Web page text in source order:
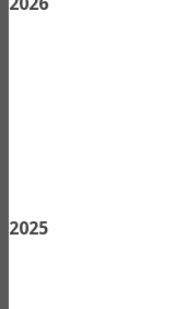
2025